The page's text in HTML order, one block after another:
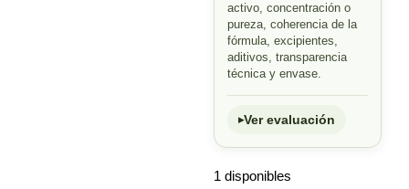
activo, concentración o
pureza, coherencia de la
fórmula, excipientes,
aditivos, transparencia
técnica y envase.
Ver evaluación
1 disponibles